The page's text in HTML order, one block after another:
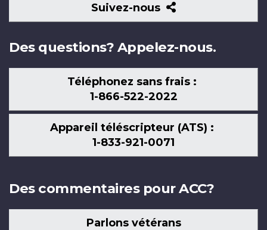
Suivez-nous
Suivez-
nous
Des questions? Appelez-nous.
Téléphonez sans frais :
1-866-522-2022
Appareil téléscripteur (ATS) :
1-833-921-0071
Des commentaires pour ACC?
Parlons vétérans